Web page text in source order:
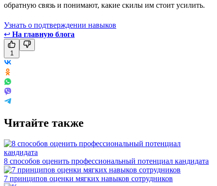
обратную связь и понимают, какие скилы им стоит усилить.
Узнать о подтверждении навыков
↩ На главную блога
1
Читайте также
8 способов оценить профессиональный потенциал кандидата
7 принципов оценки мягких навыков сотрудников